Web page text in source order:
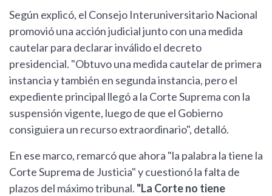
Según explicó, el Consejo Interuniversitario Nacional
promovió una acción judicial junto con una medida
cautelar para declarar inválido el decreto
presidencial. "Obtuvo una medida cautelar de primera
instancia y también en segunda instancia, pero el
expediente principal llegó a la Corte Suprema con la
suspensión vigente, luego de que el Gobierno
consiguiera un recurso extraordinario", detalló.
En ese marco, remarcó que ahora "la palabra la tiene la
Corte Suprema de Justicia" y cuestionó la falta de
plazos del máximo tribunal. "La Corte no tiene